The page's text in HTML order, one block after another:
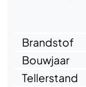
Brandstof
Bouwjaar
Tellerstand